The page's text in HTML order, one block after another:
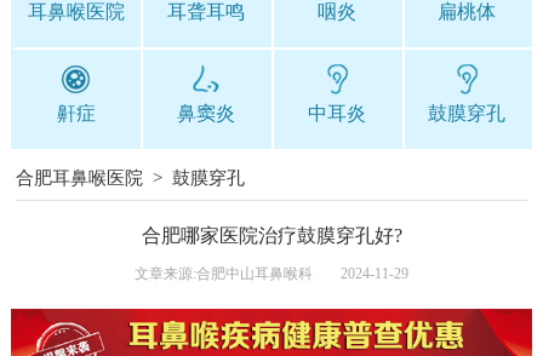
耳鼻喉医院 耳聋耳鸣 咽炎 扁桃体
鼾症 鼻窦炎 中耳炎 鼓膜穿孔
合肥耳鼻喉医院 >鼓膜穿孔
合肥哪家医院治疗鼓膜穿孔好?
文章来源:合肥中山耳鼻喉科 2024-11-29